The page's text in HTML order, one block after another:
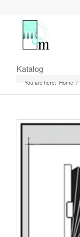
Katalog
You are here: Home /